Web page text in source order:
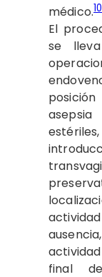
médico.10
El
se
final